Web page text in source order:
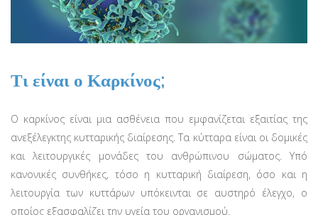
Τι είναι ο Καρκίνος;
Ο καρκίνος είναι μια ασθένεια που εμφανίζεται εξαιτίας της
ανεξέλεγκτης κυτταρικής διαίρεσης. Τα κύτταρα είναι οι δομικές
και λειτουργικές μονάδες του ανθρώπινου σώματος. Υπό
κανονικές συνθήκες, τόσο η κυτταρική διαίρεση, όσο και η
λειτουργία των κυττάρων υπόκεινται σε αυστηρό έλεγχο, ο
οποίος εξασφαλίζει την υγεία του οργανισμού.